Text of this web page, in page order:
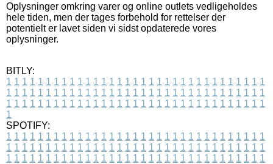
Oplysninger omkring varer og online outlets vedligeholdes
hele tiden, men der tages forbehold for rettelser der
potentielt er lavet siden vi sidst opdaterede vores
oplysninger.
BITLY:
1 1 1 1 1 1 1 1 1 1 1 1 1 1 1 1 1 1 1 1 1 1 1 1 1 1 1 1 1 1 1 1 1
1 1 1 1 1 1 1 1 1 1 1 1 1 1 1 1 1 1 1 1 1 1 1 1 1 1 1 1 1 1 1 1 1
1 1 1 1 1 1 1 1 1 1 1 1 1 1 1 1 1 1 1 1 1 1 1 1 1 1 1 1 1 1 1 1 1
1
SPOTIFY:
1 1 1 1 1 1 1 1 1 1 1 1 1 1 1 1 1 1 1 1 1 1 1 1 1 1 1 1 1 1 1 1 1
1 1 1 1 1 1 1 1 1 1 1 1 1 1 1 1 1 1 1 1 1 1 1 1 1 1 1 1 1 1 1 1 1
1 1 1 1 1 1 1 1 1 1 1 1 1 1 1 1 1 1 1 1 1 1 1 1 1 1 1 1 1 1 1 1 1